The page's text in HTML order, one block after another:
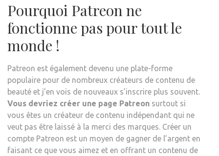
Pourquoi Patreon ne
fonctionne pas pour tout le
monde !
Patreon est également devenu une plate-forme
populaire pour de nombreux créateurs de contenu de
beauté et j’en vois de nouveaux s’inscrire plus souvent.
Vous devriez créer une page Patreon surtout si
vous êtes un créateur de contenu indépendant qui ne
veut pas être laissé à la merci des marques. Créer un
compte Patreon est un moyen de gagner de l’argent en
faisant ce que vous aimez et en offrant un contenu de